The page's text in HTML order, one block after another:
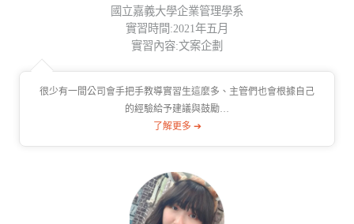
國立嘉義大學企業管理學系
實習時間:2021年五月
實習內容:文案企劃
很少有一間公司會手把手教導實習生這麼多、主管們也會根據自己
的經驗給予建議與鼓勵…
了解更多 ➔